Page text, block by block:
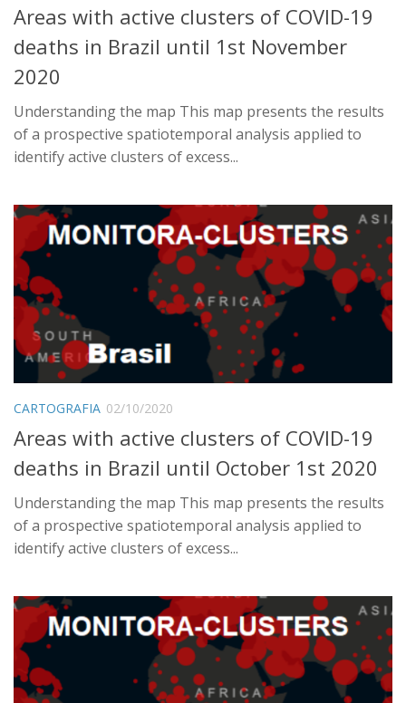
Areas with active clusters of COVID-19
deaths in Brazil until 1st November
2020
Understanding the map This map presents the results
of a prospective spatiotemporal analysis applied to
identify active clusters of excess...
CARTOGRAFIA 02/10/2020
Areas with active clusters of COVID-19
deaths in Brazil until October 1st 2020
Understanding the map This map presents the results
of a prospective spatiotemporal analysis applied to
identify active clusters of excess...